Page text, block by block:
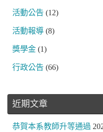
活動公告 (12)
活動報導 (8)
獎學金 (1)
行政公告 (66)
近期文章
恭賀本系教師升等通過